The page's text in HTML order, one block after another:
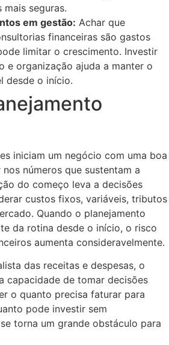
seguras.
em gestão: Achar que
financeiras são gastos
limitar o crescimento. Investir
e organização ajuda a manter o
desde o início.
iniciam um negócio com uma boa
números que sustentam a
do começo leva a decisões
custos fixos, variáveis, tributos
Quando o planejamento
da rotina desde o início, o risco
aumenta consideravelmente.
das receitas e despesas, o
capacidade de tomar decisões
o quanto precisa faturar para
pode investir sem
torna um grande obstáculo para